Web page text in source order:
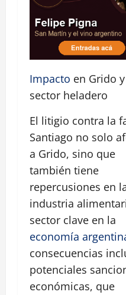
Impacto en Grido
sector heladero
El litigio contra la
Santiago no solo
a Grido, sino que
también tiene
repercusiones en
industria
sector clave en la
economía
consecuencias
potenciales
económicas, que